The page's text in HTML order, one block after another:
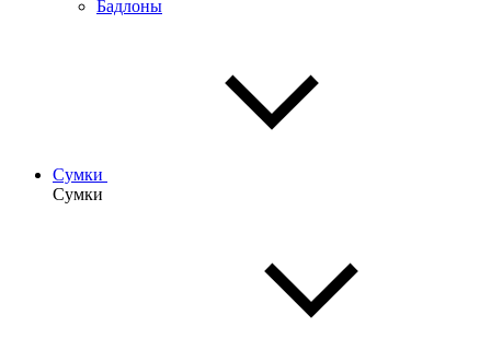
Бадлоны
Сумки
Сумки